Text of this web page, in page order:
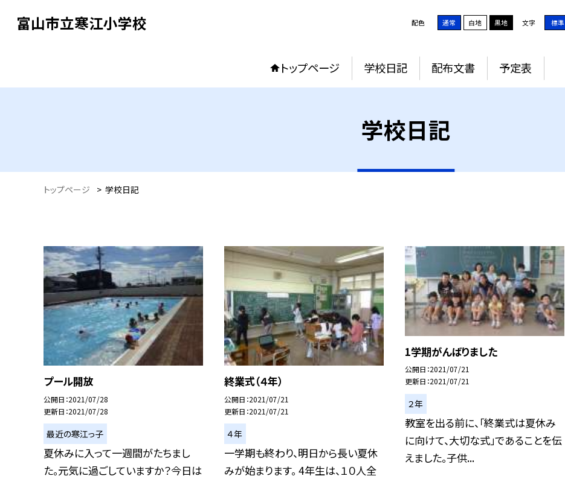
富山市立寒江小学校 配色 通常 白地 黒地 文字 標準
トップページ 学校日記 配布文書 予定表
学校日記
トップページ > 学校日記
プール開放
公開日 2021/07/28
更新日 2021/07/28
最近の寒江っ子
夏休みに入って一週間がたちまし
た。元気に過ごしていますか？今日は
終業式（４年）
公開日 2021/07/21
更新日 2021/07/21
４年
一学期も終わり、明日から長い夏休
みが始まります。 4年生は、１０人全
1学期がんばりました
公開日 2021/07/21
更新日 2021/07/21
２年
教室を出る前に、「終業式は夏休み
に向けて、大切な式」であることを伝
えました。子供...